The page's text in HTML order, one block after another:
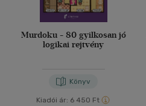
Murdoku - 80 gyilkosan jó
logikai rejtvény
Könyv
Kiadói ár: 6 450 Ft